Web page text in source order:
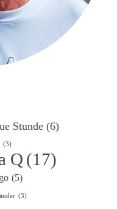
Stunde (6)
(3)
Q (17)
(5)
(3)